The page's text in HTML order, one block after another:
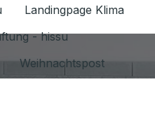
Landingpage Klima
- hissu
Weihnachtspost